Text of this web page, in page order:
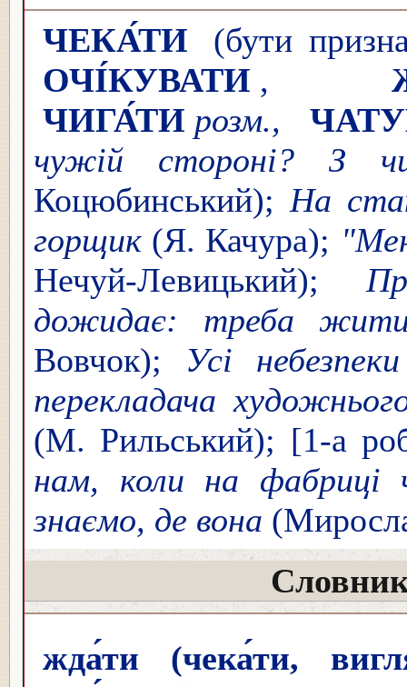
ЧЕКА́ТИ
(бути
ОЧІ́КУВАТИ ,
ЧИГА́ТИ розм.,
чужій стороні? З
Коцюбинський); На
горщик (Я. Качура);
Нечуй-Левицький);
дожидає: треба
Вовчок); Усі
перекладача
(М. Рильський); [1-а
нам, коли на
знаємо, де вона
Словник
жда́ти (чека́ти,